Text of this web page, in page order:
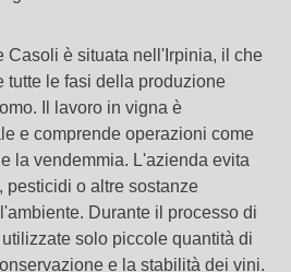
Casoli è situata nell'Irpinia, il che
tutte le fasi della produzione
Il lavoro in vigna è
e comprende operazioni come
la vendemmia. L'azienda evita
pesticidi o altre sostanze
Durante il processo di
solo piccole quantità di
e la stabilità dei vini.